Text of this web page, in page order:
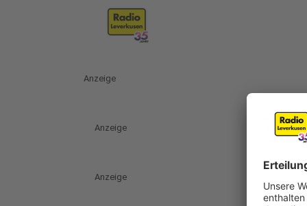
Anzeige
Anzeige
Anzeige